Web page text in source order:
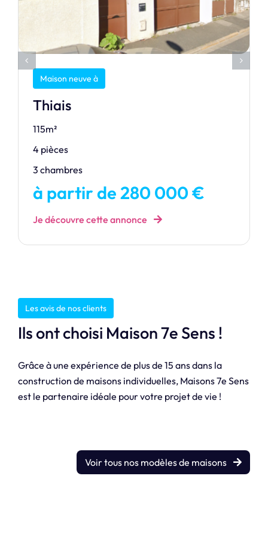
Maison neuve à
Thiais
115m²
4 pièces
3 chambres
à partir de 280 000 €
Je découvre cette annonce
Les avis de nos clients
Ils ont choisi Maison 7e Sens !
Grâce à une expérience de plus de 15 ans dans la
construction de maisons individuelles, Maisons 7e Sens
est le partenaire idéale pour votre projet de vie !
Voir tous nos modèles de maisons